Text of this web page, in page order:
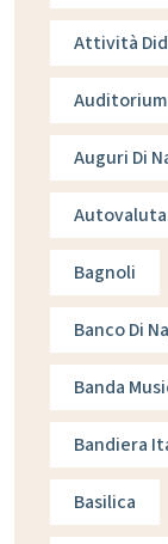
Attività
Auditorium
Auguri Di
Bagnoli
Banco Di
Banda
Bandiera
Basilica